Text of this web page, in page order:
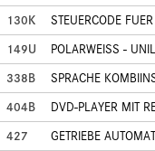
130K
STEUERCODE
149U
POLARWEISS -
338B
SPRACHE
404B
DVD-PLAYER MIT
427
GETRIEBE